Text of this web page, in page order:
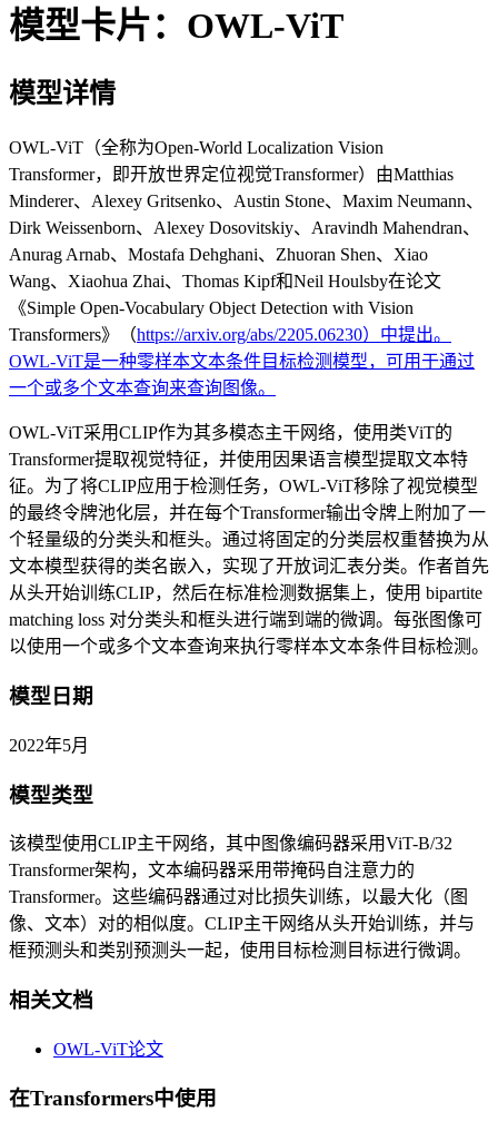
模型卡片：OWL-ViT
模型详情
OWL-ViT（全称为Open-World Localization Vision
Transformer，即开放世界定位视觉Transformer）由Matthias
Minderer、Alexey Gritsenko、Austin Stone、Maxim Neumann、
Dirk Weissenborn、Alexey Dosovitskiy、Aravindh Mahendran、
Anurag Arnab、Mostafa Dehghani、Zhuoran Shen、Xiao
Wang、Xiaohua Zhai、Thomas Kipf和Neil Houlsby在论文
《Simple Open-Vocabulary Object Detection with Vision
Transformers》（https://arxiv.org/abs/2205.06230）中提出。
OWL-ViT是一种零样本文本条件目标检测模型，可用于通过
一个或多个文本查询来查询图像。
OWL-ViT采用CLIP作为其多模态主干网络，使用类ViT的
Transformer提取视觉特征，并使用因果语言模型提取文本特
征。为了将CLIP应用于检测任务，OWL-ViT移除了视觉模型
的最终令牌池化层，并在每个Transformer输出令牌上附加了一
个轻量级的分类头和框头。通过将固定的分类层权重替换为从
文本模型获得的类名嵌入，实现了开放词汇表分类。作者首先
从头开始训练CLIP，然后在标准检测数据集上，使用 bipartite
matching loss 对分类头和框头进行端到端的微调。每张图像可
以使用一个或多个文本查询来执行零样本文本条件目标检测。
模型日期
2022年5月
模型类型
该模型使用CLIP主干网络，其中图像编码器采用ViT-B/32
Transformer架构，文本编码器采用带掩码自注意力的
Transformer。这些编码器通过对比损失训练，以最大化（图
像、文本）对的相似度。CLIP主干网络从头开始训练，并与
框预测头和类别预测头一起，使用目标检测目标进行微调。
相关文档
OWL-ViT论文
在Transformers中使用